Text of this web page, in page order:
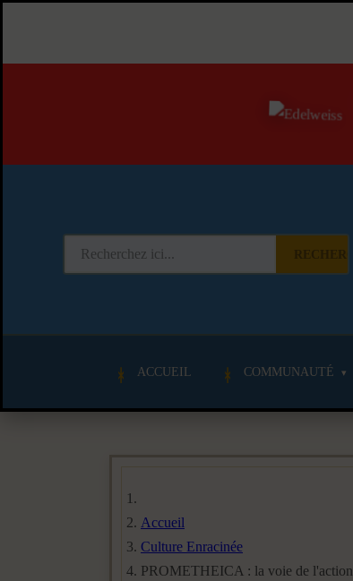
ACCUEIL COMMUNAUTÉ
Accueil
Culture Enracinée
PROMETHEICA : la voie de l'action